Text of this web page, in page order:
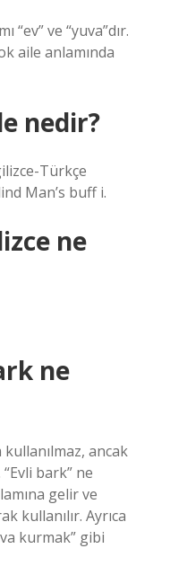
“ev” ve “yuva”dır.
aile anlamında
nedir?
Türkçe
Man’s buff i.
ne
ne
ancak
bark” ne
gelir ve
kullanılır. Ayrıca
kurmak” gibi